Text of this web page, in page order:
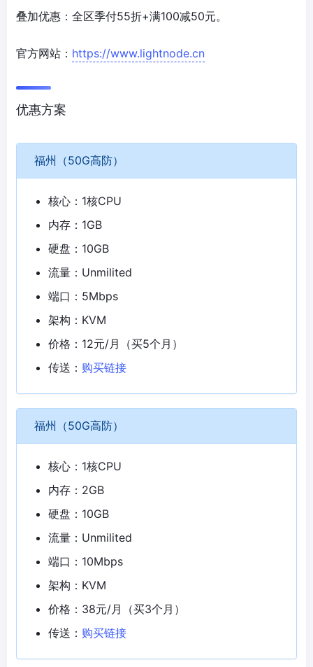
叠加优惠：全区季付55折+满100减50元。
官方网站： https://www.lightnode.cn
优惠方案
福州（50G高防）
核心：1核CPU
内存：1GB
硬盘：10GB
流量：Unmilited
端口：5Mbps
架构：KVM
价格：12元/月（买5个月）
传送： 购买链接
福州（50G高防）
核心：1核CPU
内存：2GB
硬盘：10GB
流量：Unmilited
端口：10Mbps
架构：KVM
价格：38元/月（买3个月）
传送： 购买链接